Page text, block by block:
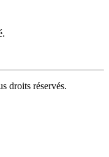
droits réservés.